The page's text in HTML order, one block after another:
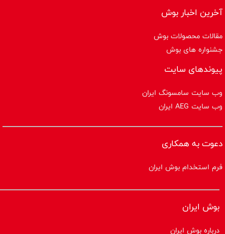
آخرین اخبار بوش
مقالات محصولات بوش
جشنواره های بوش
پیوندهای سایت
وب سایت سامسونگ ایران
وب سایت AEG ایران
دعوت به همکاری
فرم استخدام بوش ایران
بوش ایران
درباره بوش ایران